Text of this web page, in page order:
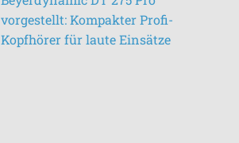
vorgestellt: Kompakter Profi-
Kopfhörer für laute Einsätze